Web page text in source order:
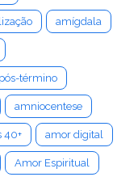
amígdala
término
amniocentese
40+ amor digital
Amor Espiritual